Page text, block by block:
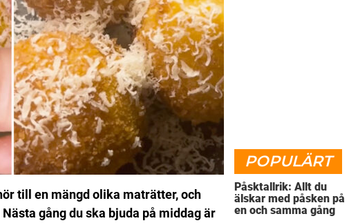
till en mängd olika maträtter, och
Nästa gång du ska bjuda på middag är
POPULÄRT
Påsktallrik: Allt du
älskar med påsken på
en och samma gång